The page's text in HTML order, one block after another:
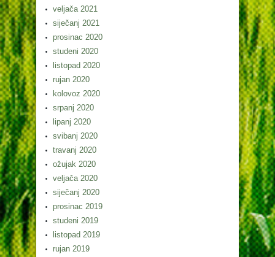
veljača 2021
siječanj 2021
prosinac 2020
studeni 2020
listopad 2020
rujan 2020
kolovoz 2020
srpanj 2020
lipanj 2020
svibanj 2020
travanj 2020
ožujak 2020
veljača 2020
siječanj 2020
prosinac 2019
studeni 2019
listopad 2019
rujan 2019